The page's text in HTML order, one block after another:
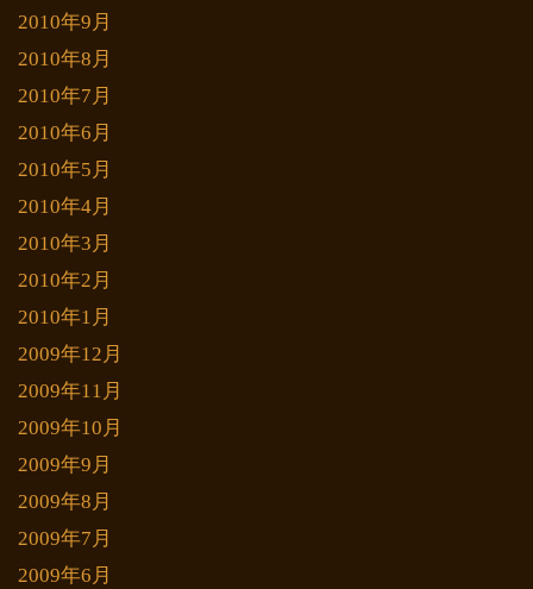
2010年9月
2010年8月
2010年7月
2010年6月
2010年5月
2010年4月
2010年3月
2010年2月
2010年1月
2009年12月
2009年11月
2009年10月
2009年9月
2009年8月
2009年7月
2009年6月